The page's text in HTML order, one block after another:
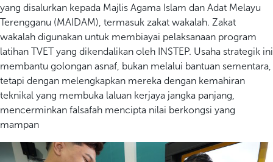
yang disalurkan kepada Majlis Agama Islam dan Adat Melayu
Terengganu (MAIDAM), termasuk zakat wakalah. Zakat
wakalah digunakan untuk membiayai pelaksanaan program
latihan TVET yang dikendalikan oleh INSTEP. Usaha strategik ini
membantu golongan asnaf, bukan melalui bantuan sementara,
tetapi dengan melengkapkan mereka dengan kemahiran
teknikal yang membuka laluan kerjaya jangka panjang,
mencerminkan falsafah mencipta nilai berkongsi yang
mampan